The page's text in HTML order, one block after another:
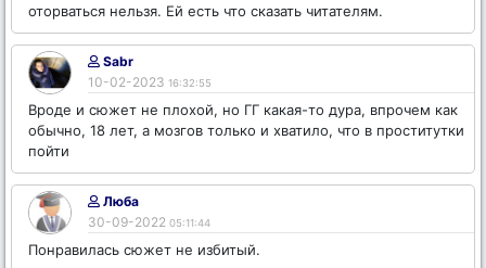
оторваться нельзя. Ей есть что сказать читателям.
Sabr
10-02-2023 16:32:55
Вроде и сюжет не плохой, но ГГ какая-то дура, впрочем как
обычно, 18 лет, а мозгов только и хватило, что в проститутки
пойти
Люба
30-09-2022 05:11:44
Понравилась сюжет не избитый.